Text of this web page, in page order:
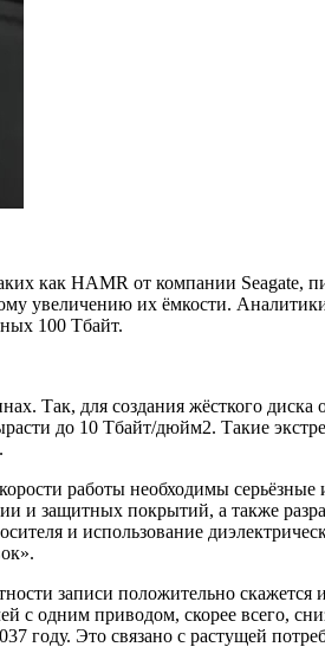
как HAMR от компании Seagate,
увеличению их ёмкости.
100 Тбайт.
Так, для создания жёсткого диска
до 10 Тбайт/дюйм2. Такие
работы необходимы
и защитных покрытий, а также
и использование
записи положительно скажется
с одним приводом, скорее всего,
году. Это связано с растущей